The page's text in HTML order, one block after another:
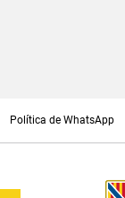
Política de WhatsApp